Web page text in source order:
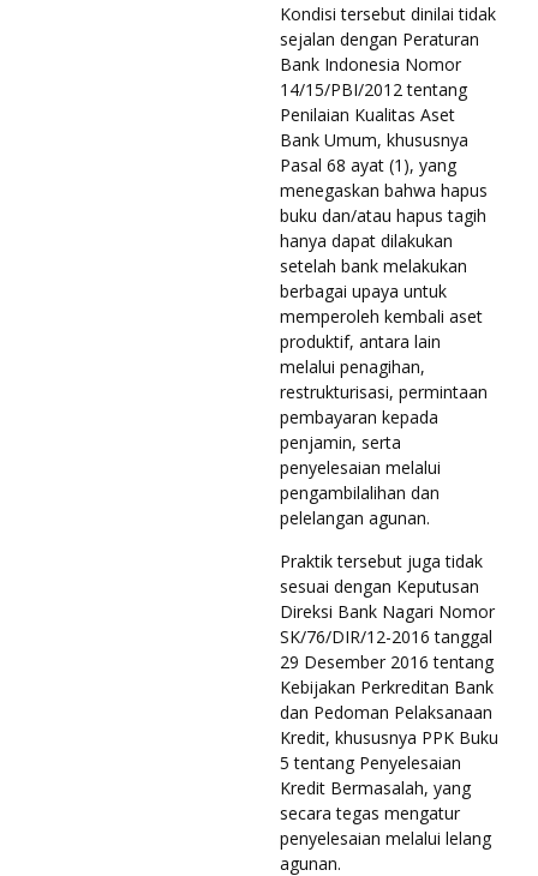
Kondisi tersebut dinilai tidak
sejalan dengan Peraturan
Bank Indonesia Nomor
14/15/PBI/2012 tentang
Penilaian Kualitas Aset
Bank Umum, khususnya
Pasal 68 ayat (1), yang
menegaskan bahwa hapus
buku dan/atau hapus tagih
hanya dapat dilakukan
setelah bank melakukan
berbagai upaya untuk
memperoleh kembali aset
produktif, antara lain
melalui penagihan,
restrukturisasi, permintaan
pembayaran kepada
penjamin, serta
penyelesaian melalui
pengambilalihan dan
pelelangan agunan.
Praktik tersebut juga tidak
sesuai dengan Keputusan
Direksi Bank Nagari Nomor
SK/76/DIR/12-2016 tanggal
29 Desember 2016 tentang
Kebijakan Perkreditan Bank
dan Pedoman Pelaksanaan
Kredit, khususnya PPK Buku
5 tentang Penyelesaian
Kredit Bermasalah, yang
secara tegas mengatur
penyelesaian melalui lelang
agunan.